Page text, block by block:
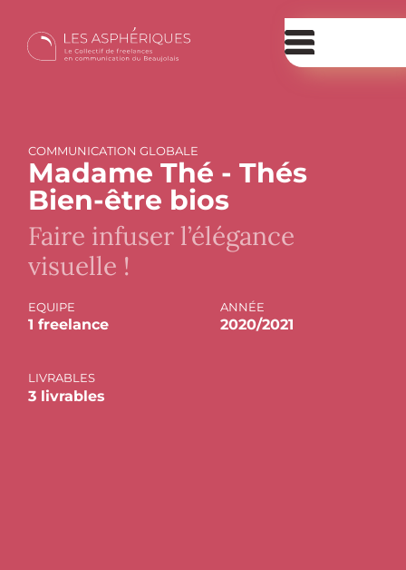
COMMUNICATION GLOBALE
Madame Thé - Thés
Bien-être bios
Faire infuser l’élégance
visuelle !
EQUIPE
1 freelance
ANNÉE
2020/2021
LIVRABLES
3 livrables